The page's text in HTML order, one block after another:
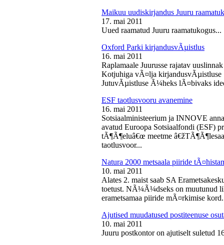
Maikuu uudiskirjandus Juuru
17. mai 2011
Uued raamatud Juuru raamatukogus...
Oxford Parki kirjandusvÃµistlus
16. mai 2011
Raplamaale Juurusse rajatav
Kotjuhiga vÃ¤lja
JutuvÃµistluse Ã¼heks lÃ¤bivaks
ESF taotlusvooru avanemine
16. mai 2011
Sotsiaalministeerium ja INNOVE
avatud Euroopa Sotsiaalfondi (ESF)
tÃ¶Ã¶eluâ€œ meetme
taotlusvoor...
Natura 2000 metsaala piiride
10. mai 2011
Alates 2. maist saab SA
toetust. NÃ¼Ã¼dseks on muutunud
erametsamaa piiride mÃ¤rkimise
Ajutised muudatused postiteenuse
10. mai 2011
Juuru postkontor on ajutiselt suletud